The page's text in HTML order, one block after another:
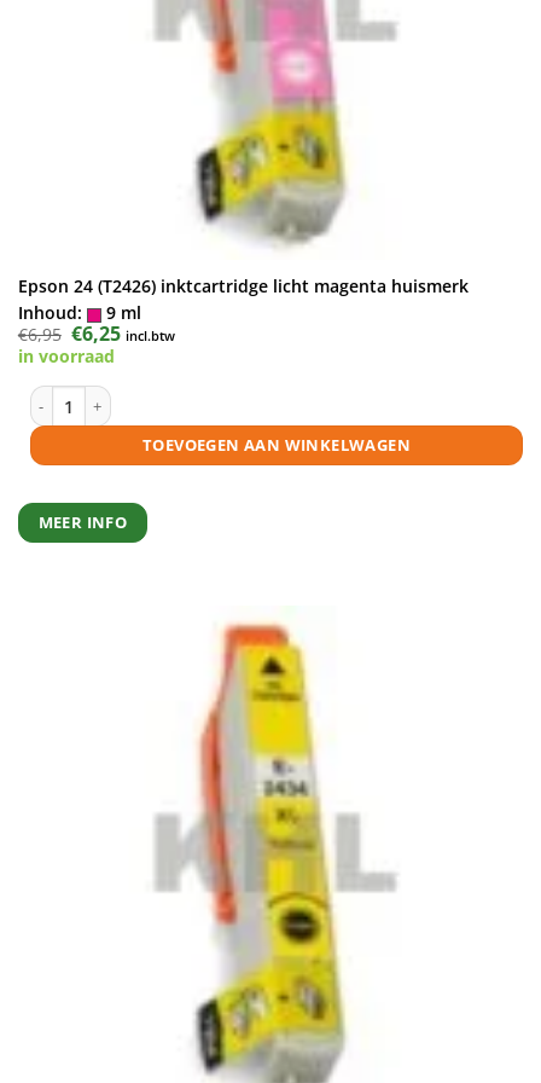
Epson 24 (T2426) inktcartridge licht magenta huismerk
Inhoud:
9 ml
€6,95 Oorspronkelijke
prijs
was:
€6,25Huidige
prijs
incl.btw
in voorraad
Epson 24 (T2426) inktcartridge licht magenta huismerk aantal
TOEVOEGEN AAN WINKELWAGEN
MEER INFO